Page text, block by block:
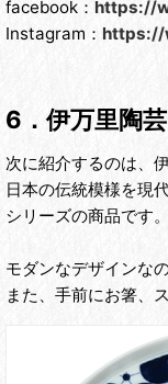
facebook： https://
Instagram： https://
6．伊万里陶
次に紹介するのは、
日本の伝統模様を現
シリーズの商品です。
モダンなデザインな
また、手前にお箸、